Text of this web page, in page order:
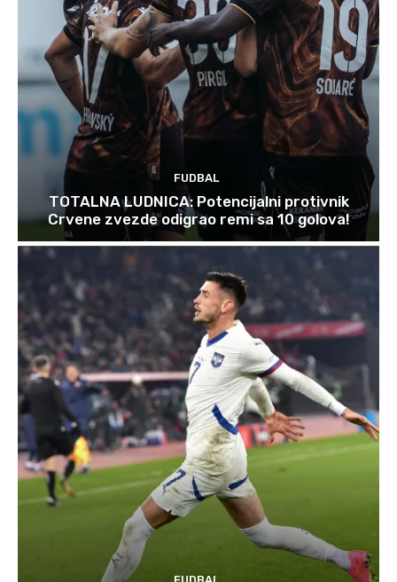
FUDBAL
TOTALNA LUDNICA: Potencijalni protivnik
Crvene zvezde odigrao remi sa 10 golova!